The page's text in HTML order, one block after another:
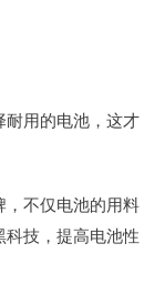
用的电池，这才
，不仅电池的用料
技，提高电池性